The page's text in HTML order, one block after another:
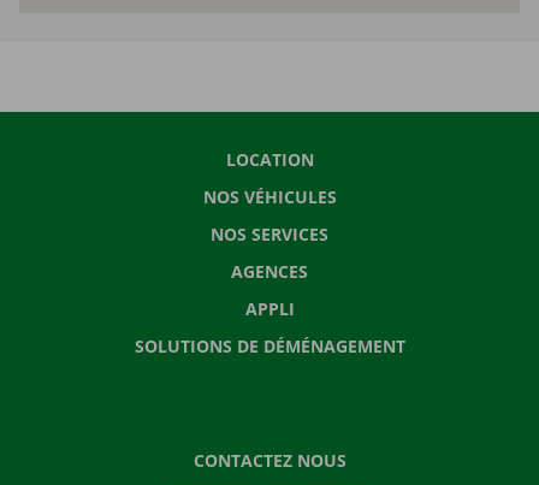
LOCATION
NOS VÉHICULES
NOS SERVICES
AGENCES
APPLI
SOLUTIONS DE DÉMÉNAGEMENT
CONTACTEZ NOUS